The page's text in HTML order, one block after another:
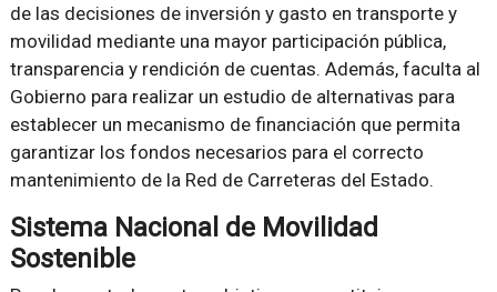
de las decisiones de inversión y gasto en transporte y
movilidad mediante una mayor participación pública,
transparencia y rendición de cuentas. Además, faculta al
Gobierno para realizar un estudio de alternativas para
establecer un mecanismo de financiación que permita
garantizar los fondos necesarios para el correcto
mantenimiento de la Red de Carreteras del Estado.
Sistema Nacional de Movilidad
Sostenible